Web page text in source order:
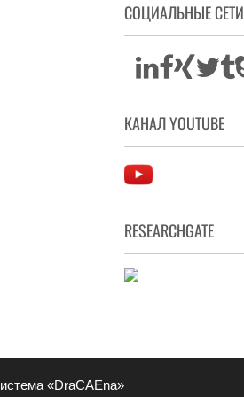
СОЦИАЛЬНЫЕ СЕТИ
КАНАЛ YOUTUBE
RESEARCHGATE
«DraCAEna»